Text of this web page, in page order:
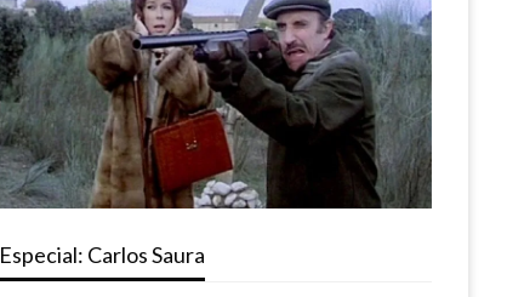
Especial: Carlos Saura